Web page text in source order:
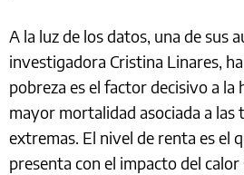
A la luz de los datos, una de sus
investigadora Cristina Linares,
pobreza es el factor decisivo a la
mayor mortalidad asociada a las
extremas. El nivel de renta es el
presenta con el impacto del